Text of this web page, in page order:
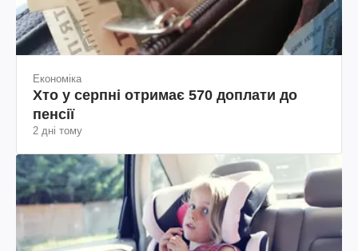
Економіка
Хто у серпні отримає 570 доплати до
пенсії
2 дні тому